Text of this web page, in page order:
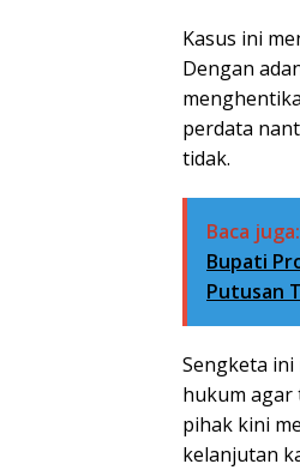
Kasus ini
Dengan
perdata
tidak.
Baca juga:
Bupati
Putusan
Sengketa
hukum agar
pihak kini
kelanjutan